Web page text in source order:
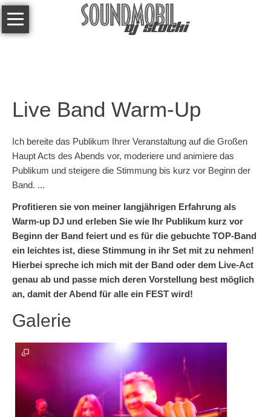
Navigation
überspringen
Über
mich
Kontakt
Links
Live Band Warm-Up
Ich bereite das Publikum Ihrer Veranstaltung auf die Großen
Haupt Acts des Abends vor, moderiere und animiere das
Publikum und steigere die Stimmung bis kurz vor Beginn der
Band. ...
Profitieren sie von meiner langjährigen Erfahrung als
Warm-up DJ und erleben Sie wie Ihr Publikum kurz vor
Beginn der Band feiert und es für die gebuchte TOP-Band
ein leichtes ist, diese Stimmung in ihr Set mit zu nehmen!
Hierbei spreche ich mich mit der Band oder dem Live-Act
genau ab und passe mich deren Vorstellung best möglich
an, damit der Abend für alle ein FEST wird!
Galerie